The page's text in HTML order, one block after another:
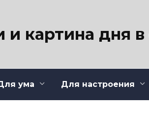
и картина дня
ума Для настроения